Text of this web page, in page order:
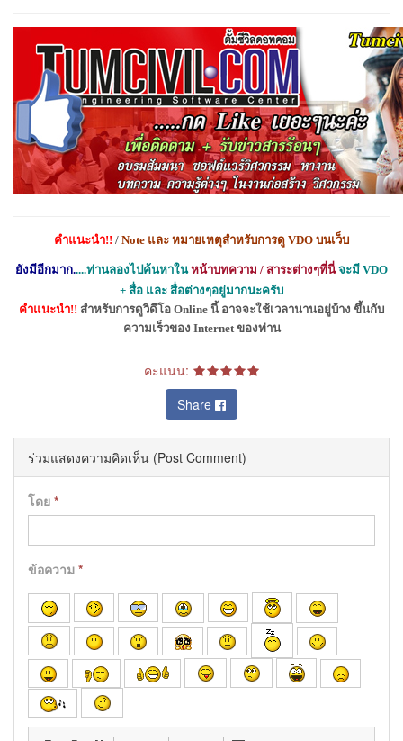
คำแนะนำ!! / Note และ หมายเหตุสำหรับการดู VDO บนเว็บ
ยังมีอีกมาก.....ท่านลองไปค้นหาในหน้าบทความ / สาระต่างๆที่นี่จะมี VDO
+ สื่อ และ สื่อต่างๆอยู่มากนะครับ
คำแนะนำ!! สำหรับการดูวิดีโอ Online นี้ อาจจะใช้เวลานานอยู่บ้าง ขึ้นกับ
ความเร็วของ Internetของท่าน
คะแนน:
Share
ร่วมแสดงความคิดเห็น (Post Comment)
โดย *
ข้อความ *